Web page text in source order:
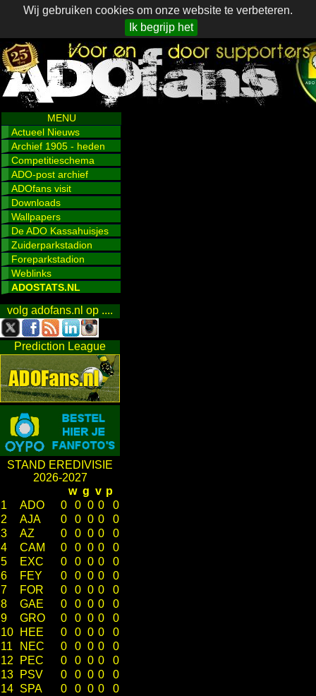
Wij gebruiken cookies om onze website te verbeteren.
Ik begrijp het
MENU
Actueel Nieuws
Archief 1905 - heden
Competitieschema
ADO-post archief
ADOfans visit
Downloads
Wallpapers
De ADO Kassahuisjes
Zuiderparkstadion
Foreparkstadion
Weblinks
ADOSTATS.NL
volg adofans.nl op ....
Prediction League
STAND EREDIVISIE
2026-2027
w g v p
1
ADO 0 0 0 0
0
2
AJA 0 0 0 0
0
3
AZ 0 0 0 0
0
4
CAM 0 0 0 0
0
5
EXC 0 0 0 0
0
6
FEY 0 0 0 0
0
7
FOR 0 0 0 0
0
8
GAE 0 0 0 0
0
9
GRO 0 0 0 0
0
10
HEE 0 0 0 0
0
11
NEC 0 0 0 0
0
12
PEC 0 0 0 0
0
13
PSV 0 0 0 0
0
14 SPA 0 0 0 0
0